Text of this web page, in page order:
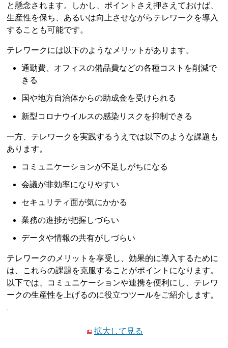
と懸念されます。しかし、ポイントさえ押さえておけば、
生産性を保ち、あるいは向上させながらテレワークを導入
することも可能です。
テレワークには以下のようなメリットがあります。
通勤費、オフィスの備品費などの各種コストを削減で
きる
国や地方自治体からの助成金を受けられる
新型コロナウイルスの感染リスクを抑制できる
一方、テレワークを実践するうえでは以下のような課題も
あります。
コミュニケーションが不足しがちになる
会議が非効率になりやすい
セキュリティ面が気にかかる
業務の進捗が把握しづらい
データや情報の共有がしづらい
テレワークのメリットを享受し、効果的に導入するために
は、これらの課題を克服することがポイントになります。
以下では、コミュニケーションや連携を便利にし、テレワ
ークの生産性を上げるのに役立つツールをご紹介します。
拡大して見る